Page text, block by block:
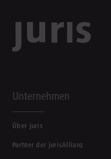
Unternehmen
Über juris
Partner der jurisAllianz